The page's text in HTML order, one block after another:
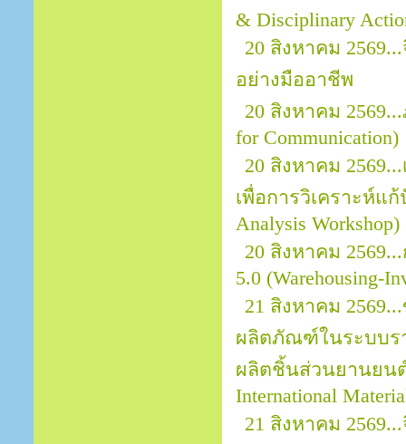
& Disciplinary
20 สิงหาคม
อย่างมืออาชีพ
20 สิงหาคม
for Communication)
20 สิงหาคม
เพื่อการวิเคราะห์แ
Analysis Workshop)
20 สิงหาคม
5.0 (Warehousing-
21 สิงหาคม
ผลิตภัณฑ์ในระบบร
ผลิตชิ้นส่วนยานยนต์
International
21 สิงหาคม